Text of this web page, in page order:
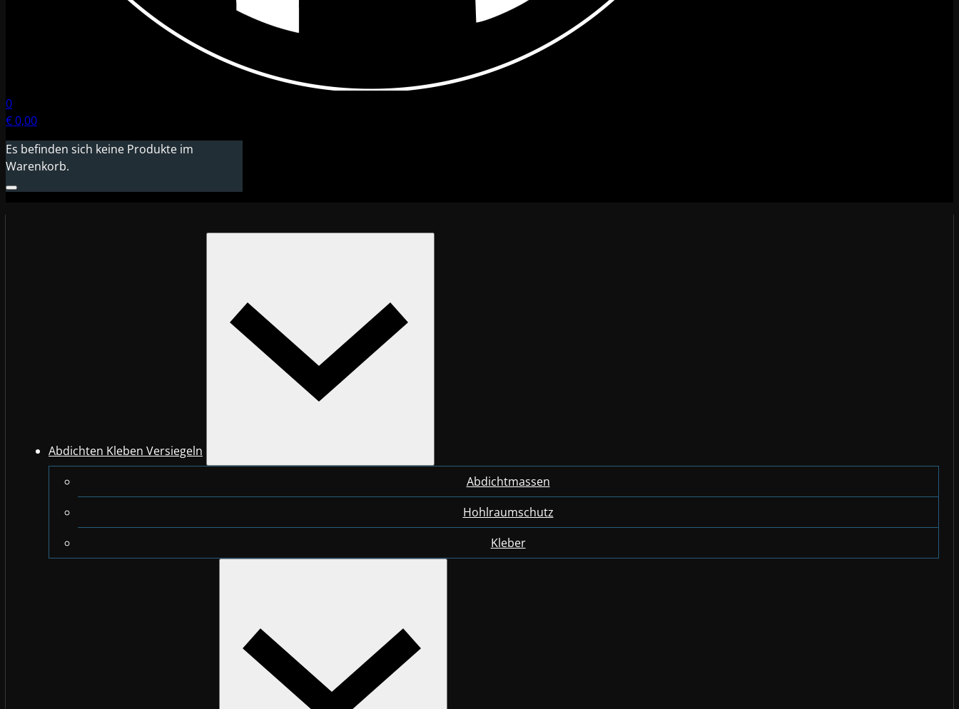
0
€0,00
Es befinden sich keine Produkte im
Warenkorb.
Abdichten Kleben Versiegeln
Abdichtmassen
Hohlraumschutz
Kleber